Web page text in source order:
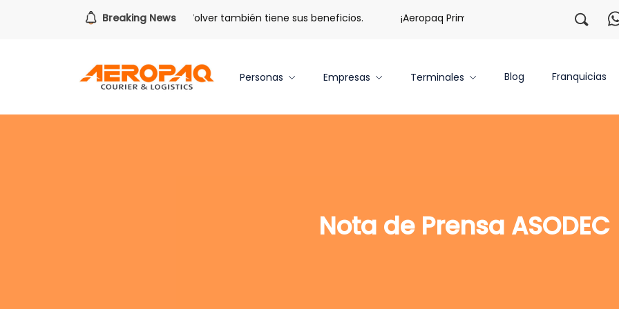
Breaking News
Para todo lo que viene. Volver también tiene sus beneficios. ¡Aeropaq Prime TE DA MÁS!
Personas Empresas Terminales Blog Franquicias
Nota de Prensa ASODEC